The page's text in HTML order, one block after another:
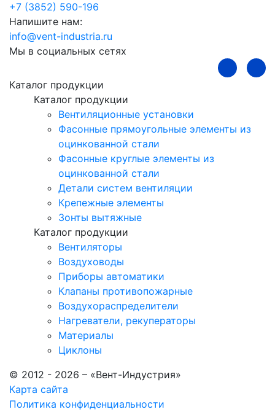
+7 (3852) 590-196
Напишите нам:
info@vent-industria.ru
Мы в социальных сетях
Каталог продукции
Каталог продукции
Вентиляционные установки
Фасонные прямоугольные элементы из
оцинкованной стали
Фасонные круглые элементы из
оцинкованной стали
Детали систем вентиляции
Крепежные элементы
Зонты вытяжные
Каталог продукции
Вентиляторы
Воздуховоды
Приборы автоматики
Клапаны противопожарные
Воздухораспределители
Нагреватели, рекуператоры
Материалы
Циклоны
© 2012 - 2026 – «Вент-Индустрия»
Карта сайта
Политика конфиденциальности